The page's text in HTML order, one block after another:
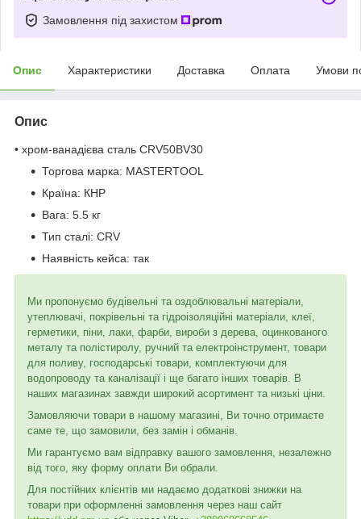
Замовлення під захистом
Опис Характеристики Доставка Оплата Умови
Опис
• хром-ванадієва сталь CRV50BV30
Торгова марка: MASTERTOOL
Країна: КНР
Вага: 5.5 кг
Тип сталі: CRV
Наявність кейса: так
Ми пропонуємо будівельні та оздоблювальні матеріали,
утеплювачі, покрівельні та гідроізоляційні матеріали, клеї,
герметики, піни, лаки, фарби, вироби з дерева, оцинкованого
металу та полістиролу, ручний та електроінструмент, товари
для поливу, господарські товари, комплектуючи для
водопроводу та каналізації і ще багато інших товарів. В
наших магазинах завжди широкий асортимент та низькі ціни.
Замовляючи товари в нашому магазині, Ви точно отримаєте
саме те, що замовили, без замін і обманів.
Ми гарантуємо вам відправку вашого замовлення, незалежно
від того, яку форму оплати Ви обрали.
Для постійних клієнтів ми надаємо додаткові знижки на
товари при оформленні замовлення через наш сайт